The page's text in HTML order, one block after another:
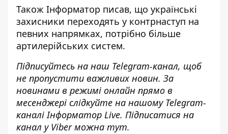
Також Інформатор писав, що українські
захисники переходять у контрнаступ на
певних напрямках, потрібно більше
артилерійських систем.
Підписуйтесь на наш Telegram-канал, щоб
не пропустити важливих новин. За
новинами в режимі онлайн прямо в
месенджері слідкуйте на нашому Telegram-
каналіІнформатор Live. Підписатися на
канал у Viber можна тут.